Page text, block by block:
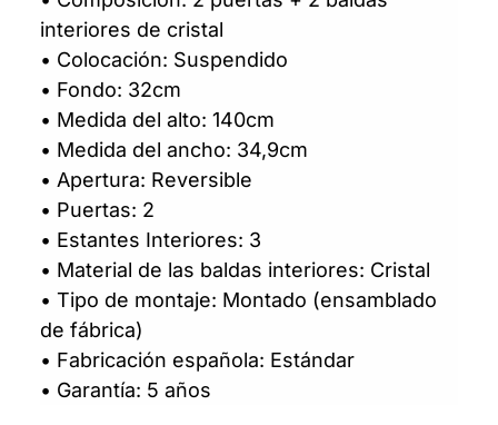
interiores de cristal
• Colocación: Suspendido
• Fondo: 32cm
• Medida del alto: 140cm
• Medida del ancho: 34,9cm
• Apertura: Reversible
• Puertas: 2
• Estantes Interiores: 3
• Material de las baldas interiores: Cristal
• Tipo de montaje: Montado (ensamblado
de fábrica)
• Fabricación española: Estándar
• Garantía: 5 años